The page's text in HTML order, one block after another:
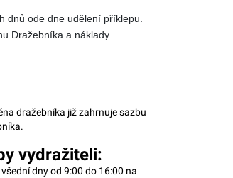
dnů ode dne udělení příklepu.
Dražebníka a náklady
dražebníka již zahrnuje sazbu
vydražiteli:
dny od 9:00 do 16:00 na